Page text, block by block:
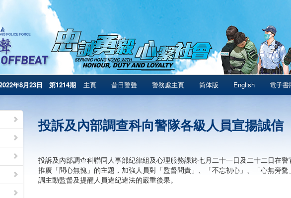
年8月23日 第1214期 主頁 昔日警聲 警務處主頁 简体版 English 電子書
投訴及內部調查科向警隊各級人員宣揚誠信
投訴及內部調查科聯同人事部紀律組及心理服務課於七月二十一日及二十二日在
推廣「問心無愧」的主題，加強人員對「監督問責」、「不忘初心」、「心無旁
調主動監督及提醒人員違紀違法的嚴重後果。